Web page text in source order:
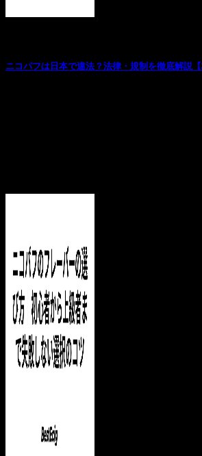
ニコパフは日本で違法？法律・規制を徹底解説【